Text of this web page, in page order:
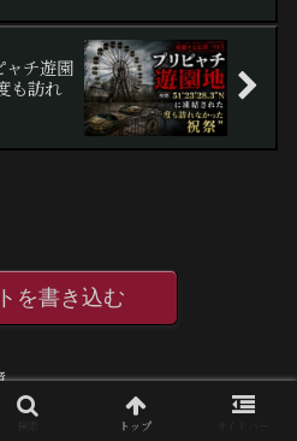
チ遊園
も訪れ
を書き込む
トップ